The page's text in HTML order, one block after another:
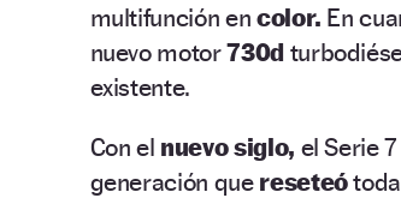
multifunción en color. En
nuevo motor730d
existente.
Con el nuevo siglo, el Serie
generación que reseteótoda